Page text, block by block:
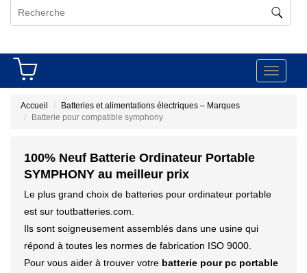
Toggle
Accueil
Batteries et alimentations électriques – Marques
Batterie pour compatible symphony
100% Neuf Batterie Ordinateur Portable
SYMPHONY au meilleur prix
Le plus grand choix de batteries pour ordinateur portable
est sur toutbatteries.com.
Ils sont soigneusement assemblés dans une usine qui
répond à toutes les normes de fabrication ISO 9000.
Pour vous aider à trouver votre batterie pour pc portable